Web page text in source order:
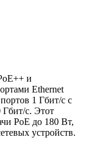
и
Ethernet
1 Гбит/с с
Гбит/с. Этот
PoE до 180 Вт,
устройств.